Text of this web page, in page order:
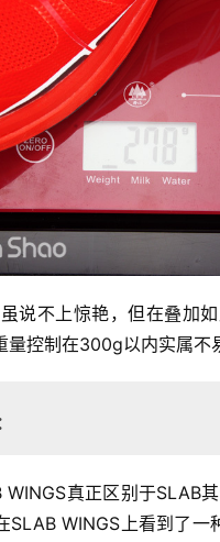
说不上惊艳，但在叠加
量控制在300g以内实属不
WINGS真正区别于SLAB
SLAB WINGS上看到了一